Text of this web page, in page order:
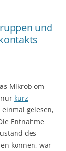
und
Mikrobiom
kurz
einmal gelesen,
Entnahme
des
können, war